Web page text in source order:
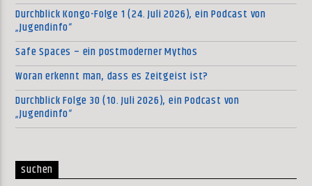
Durchblick Kongo-Folge 1 (24. Juli 2026), ein Podcast von
„Jugendinfo“
Safe Spaces – ein postmoderner Mythos
Woran erkennt man, dass es Zeitgeist ist?
Durchblick Folge 30 (10. Juli 2026), ein Podcast von
„Jugendinfo“
suchen